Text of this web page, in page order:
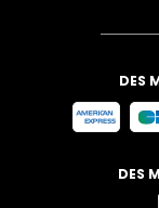
DES
DES